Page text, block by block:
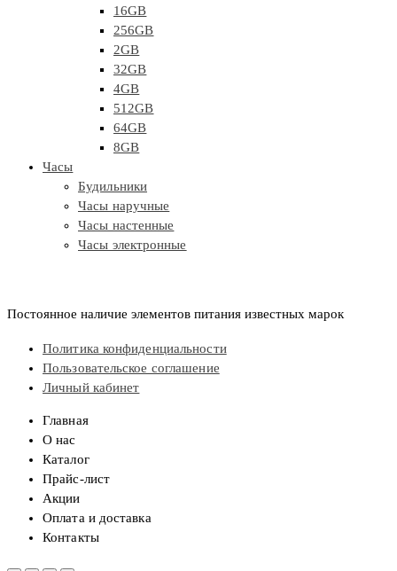
16GB
256GB
2GB
32GB
4GB
512GB
64GB
8GB
Часы
Будильники
Часы наручные
Часы настенные
Часы электронные
Постоянное наличие элементов питания известных марок
Политика конфиденциальности
Пользовательское соглашение
Личный кабинет
Главная
О нас
Каталог
Прайс-лист
Акции
Оплата и доставка
Контакты